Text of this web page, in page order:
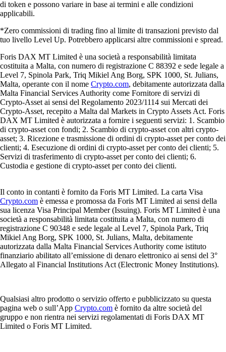
di token e possono variare in base ai termini e alle condizioni
applicabili.
*Zero commissioni di trading fino al limite di transazioni previsto dal
tuo livello Level Up. Potrebbero applicarsi altre commissioni e spread.
Foris DAX MT Limited è una società a responsabilità limitata
costituita a Malta, con numero di registrazione C 88392 e sede legale a
Level 7, Spinola Park, Triq Mikiel Ang Borg, SPK 1000, St. Julians,
Malta, operante con il nome Crypto.com, debitamente autorizzata dalla
Malta Financial Services Authority come Fornitore di servizi di
Crypto-Asset ai sensi del Regolamento 2023/1114 sui Mercati dei
Crypto-Asset, recepito a Malta dal Markets in Crypto Assets Act. Foris
DAX MT Limited è autorizzata a fornire i seguenti servizi: 1. Scambio
di crypto-asset con fondi; 2. Scambio di crypto-asset con altri crypto-
asset; 3. Ricezione e trasmissione di ordini di crypto-asset per conto dei
clienti; 4. Esecuzione di ordini di crypto-asset per conto dei clienti; 5.
Servizi di trasferimento di crypto-asset per conto dei clienti; 6.
Custodia e gestione di crypto-asset per conto dei clienti.
Il conto in contanti è fornito da Foris MT Limited. La carta Visa
Crypto.com è emessa e promossa da Foris MT Limited ai sensi della
sua licenza Visa Principal Member (Issuing). Foris MT Limited è una
società a responsabilità limitata costituita a Malta, con numero di
registrazione C 90348 e sede legale al Level 7, Spinola Park, Triq
Mikiel Ang Borg, SPK 1000, St. Julians, Malta, debitamente
autorizzata dalla Malta Financial Services Authority come istituto
finanziario abilitato all’emissione di denaro elettronico ai sensi del 3°
Allegato al Financial Institutions Act (Electronic Money Institutions).
Qualsiasi altro prodotto o servizio offerto e pubblicizzato su questa
pagina web o sull’App Crypto.com è fornito da altre società del
gruppo e non rientra nei servizi regolamentati di Foris DAX MT
Limited o Foris MT Limited.